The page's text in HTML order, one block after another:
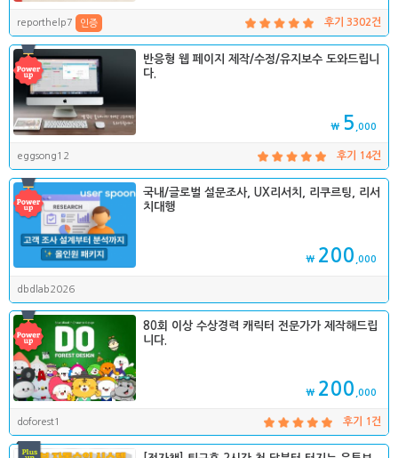
reporthelp7 인증 후기 3302건
반응형 웹 페이지 제작/수정/유지보수 도와드립니
다.
₩ 5 ,000
eggsong12 후기 14건
국내/글로벌 설문조사, UX리서치, 리쿠르팅, 리서
치대행
₩ 200 ,000
dbdlab2026
80회 이상 수상경력 캐릭터 전문가가 제작해드립
니다.
₩ 200 ,000
doforest1 후기 1건